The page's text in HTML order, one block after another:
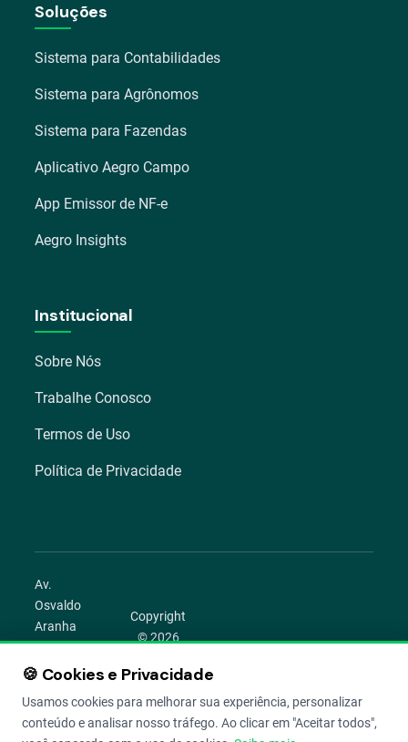
Soluções
Sistema para Contabilidades
Sistema para Agrônomos
Sistema para Fazendas
Aplicativo Aegro Campo
App Emissor de NF-e
Aegro Insights
Institucional
Sobre Nós
Trabalhe Conosco
Termos de Uso
Política de Privacidade
Av.
Osvaldo
Aranha
1022 –
Bom
Porto
Alegre –
Copyright
© 2026
Todos os
direitos
reservados.
🍪 Cookies e Privacidade
Usamos cookies para melhorar sua experiência, personalizar
conteúdo e analisar nosso tráfego. Ao clicar em "Aceitar todos",